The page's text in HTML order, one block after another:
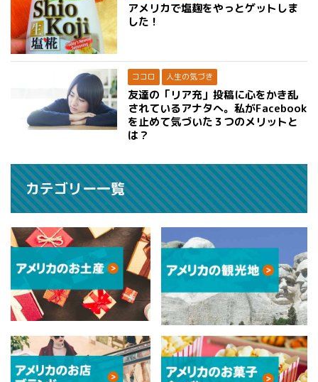
アメリカで塩麹をやっとゲットしま
した！
ココロ 人生の気づき
友達の「リア充」投稿に心をかき乱
されているアナタへ。私がFacebook
を止めて気づいた３つのメリットと
は？
カテゴリー一覧